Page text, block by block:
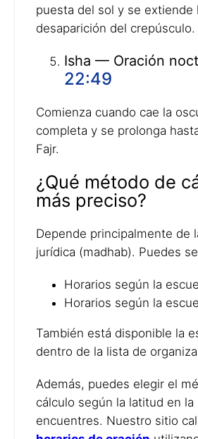
puesta del sol y se extiende
desaparición del crepúsculo.
Isha — Oración
22:49
Comienza cuando cae la
completa y se prolonga
Fajr.
¿Qué método de
más preciso?
Depende principalmente de
jurídica (madhab). Puedes
Horarios según la
Horarios según la
También está disponible la
dentro de la lista de
Además, puedes elegir el
cálculo según la latitud en la
encuentres. Nuestro sitio